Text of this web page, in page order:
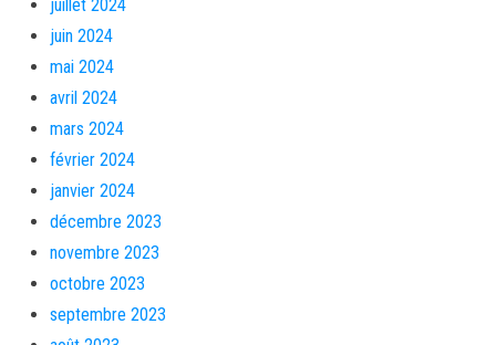
juillet 2024
juin 2024
mai 2024
avril 2024
mars 2024
février 2024
janvier 2024
décembre 2023
novembre 2023
octobre 2023
septembre 2023